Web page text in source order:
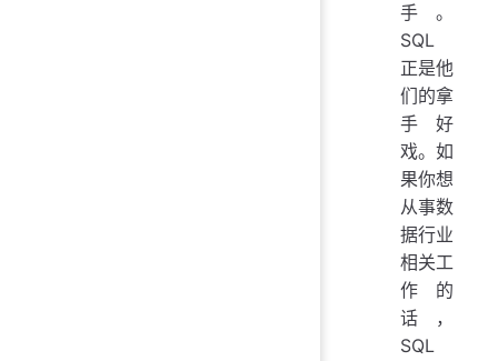
手。
SQL
正是他
们的拿
手好
戏。如
果你想
从事数
据行业
相关工
作的
话，
SQL